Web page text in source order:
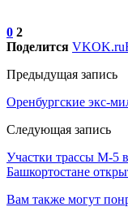
0 2
Поделится VKOK.ru
Предыдущая запись
Оренбургские экс-
Следующая запись
Участки трассы М-5
Башкортостане
Вам также могут